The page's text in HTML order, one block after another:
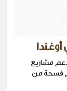
مشاريع
فسحة من